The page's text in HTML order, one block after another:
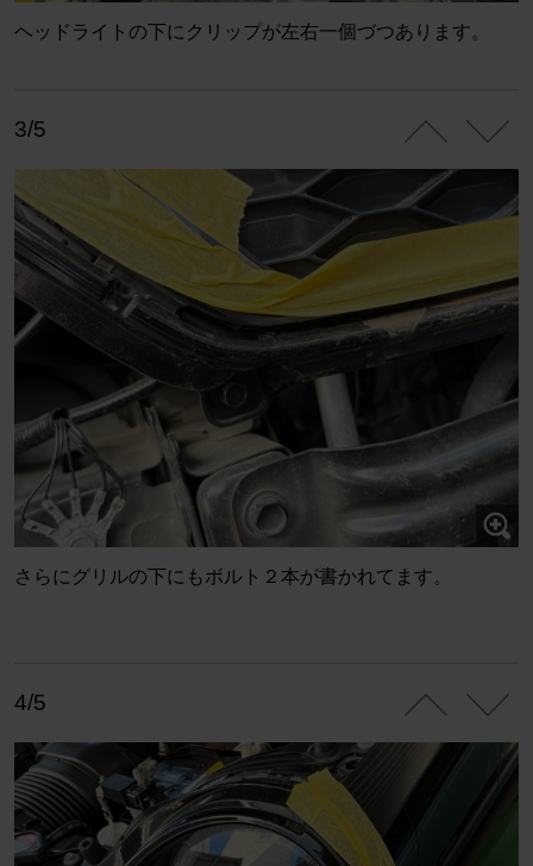
ヘッドライトの下にクリップが左右一個づつあります。
3/5
さらにグリルの下にもボルト２本が書かれてます。
4/5